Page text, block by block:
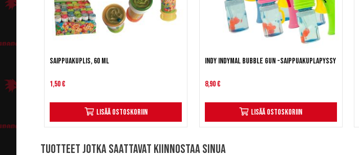
Saippuakuplis, 60 ml
1,50 €
Lisää ostoskoriin
Indy Indymal Bubble Gun -saippuakuplapyssy
8,90 €
Lisää ostoskoriin
Tuotteet jotka saattavat kiinnostaa sinua